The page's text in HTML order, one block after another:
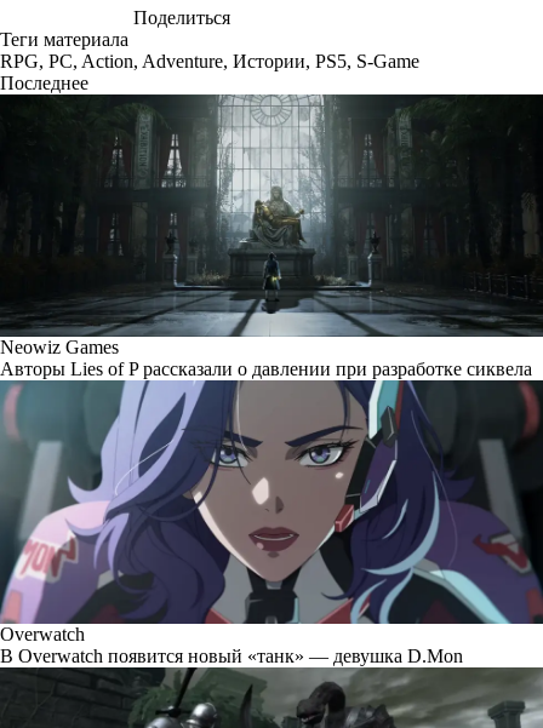
Поделиться
Теги материала
RPG, PC, Action, Adventure, Истории, PS5, S-Game
Последнее
Neowiz Games
Авторы Lies of P рассказали о давлении при разработке сиквела
Overwatch
В Overwatch появится новый «танк» — девушка D.Mon